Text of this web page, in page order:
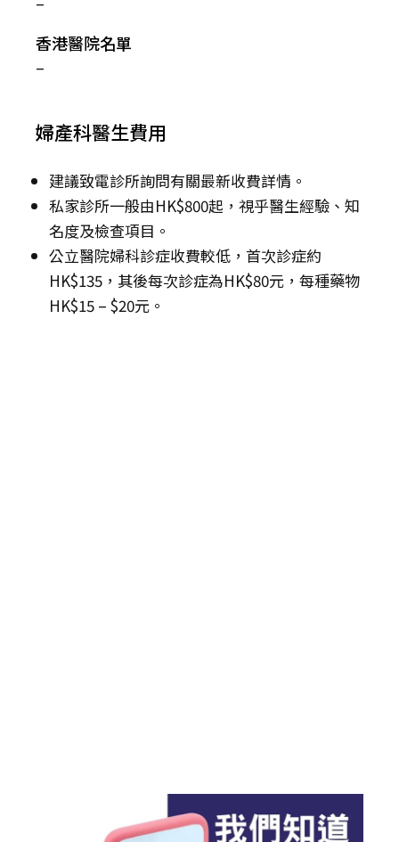
香港醫院名單
–
婦產科醫生費用
建議致電診所詢問有關最新收費詳情。
私家診所一般由HK$800起，視乎醫生經驗、知
名度及檢查項目。
公立醫院婦科診症收費較低，首次診症約
HK$135，其後每次診症為HK$80元，每種藥物
HK$15 – $20元。